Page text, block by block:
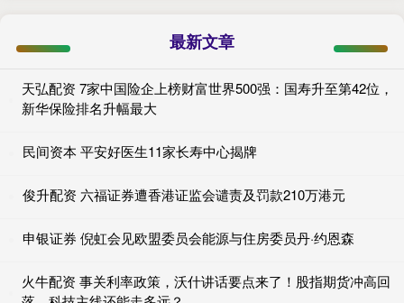
最新文章
天弘配资 7家中国险企上榜财富世界500强：国寿升至第42位，
新华保险排名升幅最大
民间资本 平安好医生11家长寿中心揭牌
俊升配资 六福证券遭香港证监会谴责及罚款210万港元
申银证券 倪虹会见欧盟委员会能源与住房委员丹·约恩森
火牛配资 事关利率政策，沃什讲话要点来了！股指期货冲高回